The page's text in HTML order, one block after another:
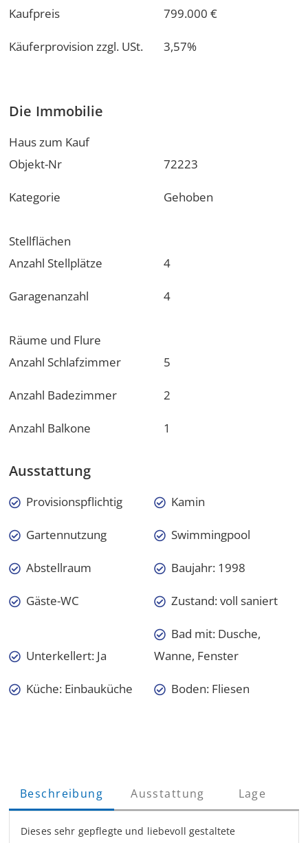
Kaufpreis
799.000 €
Käuferprovision zzgl. USt. 3,57%
Die Immobilie
Haus zum Kauf
Objekt-Nr
72223
Kategorie Gehoben
Stellflächen
Anzahl Stellplätze
4
Garagenanzahl 4
Räume und Flure
Anzahl Schlafzimmer
5
Anzahl Badezimmer 2
Anzahl Balkone 1
Ausstattung
Provisionspflichtig Kamin
Gartennutzung Swimmingpool
Abstellraum Baujahr: 1998
Gäste-WC Zustand: voll saniert
Unterkellert: Ja
Bad mit: Dusche,
Wanne, Fenster
Küche: Einbauküche Boden: Fliesen
Beschreibung Ausstattung Lage
Dieses sehr gepflegte und liebevoll gestaltete